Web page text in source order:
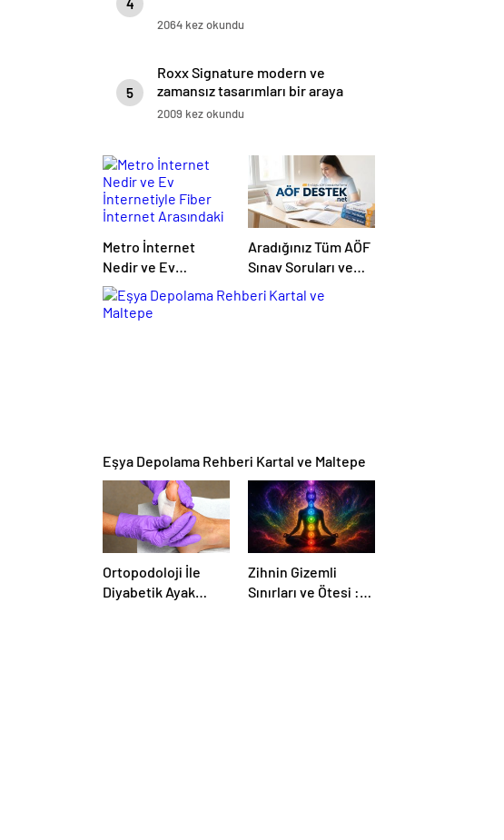
4
2064 kez okundu
5
Roxx Signature modern ve
zamansız tasarımları bir araya
getiriyor
2009 kez okundu
Metro İnternet
Nedir ve Ev
İnternetiyle Fiber
İnternet Arasındaki
Aradığınız Tüm AÖF
Sınav Soruları ve
Canlı Açıköğretim
Eşya Depolama Rehberi Kartal ve Maltepe
Ortopodoloji İle
Diyabetik Ayak
Zihnin Gizemli
Sınırları ve Ötesi :